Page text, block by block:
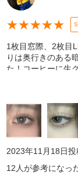
★★★★★
1枚目窓際、2枚目
りは奥行きのある
た！コーヒーに生
ュででまさにホイ
す。個人的に茶コ
でしっくり来まし
2023年11月18日投
12 人が参考になっ